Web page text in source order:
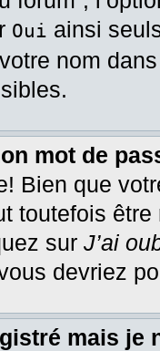
Oui ainsi
nom
mot de
Bien que
toutefois
sur J’ai
devriez
mais je